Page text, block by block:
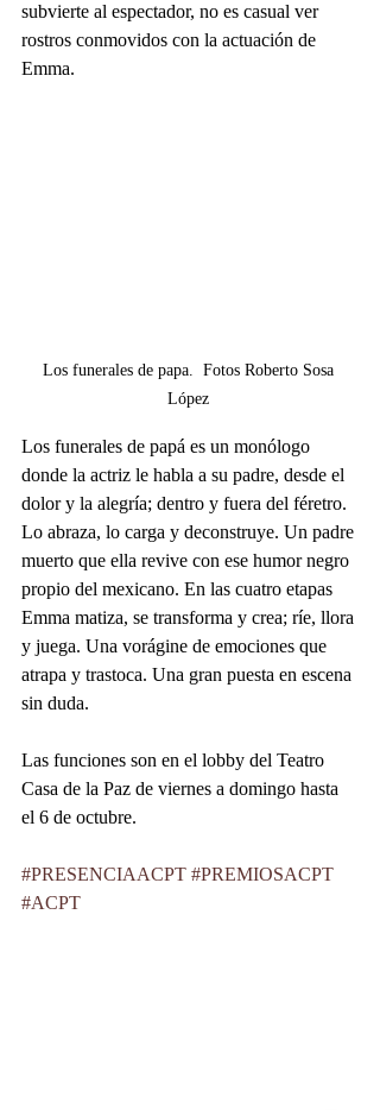
subvierte al espectador, no es casual ver
rostros conmovidos con la actuación de
Emma.
Los funerales de papa.  Fotos Roberto Sosa
López
Los funerales de papá es un monólogo
donde la actriz le habla a su padre, desde el
dolor y la alegría; dentro y fuera del féretro.
Lo abraza, lo carga y deconstruye. Un padre
muerto que ella revive con ese humor negro
propio del mexicano. En las cuatro etapas
Emma matiza, se transforma y crea; ríe, llora
y juega. Una vorágine de emociones que
atrapa y trastoca. Una gran puesta en escena
sin duda.
Las funciones son en el lobby del Teatro
Casa de la Paz de viernes a domingo hasta
el 6 de octubre.
#PRESENCIAACPT #PREMIOSACPT
#ACPT